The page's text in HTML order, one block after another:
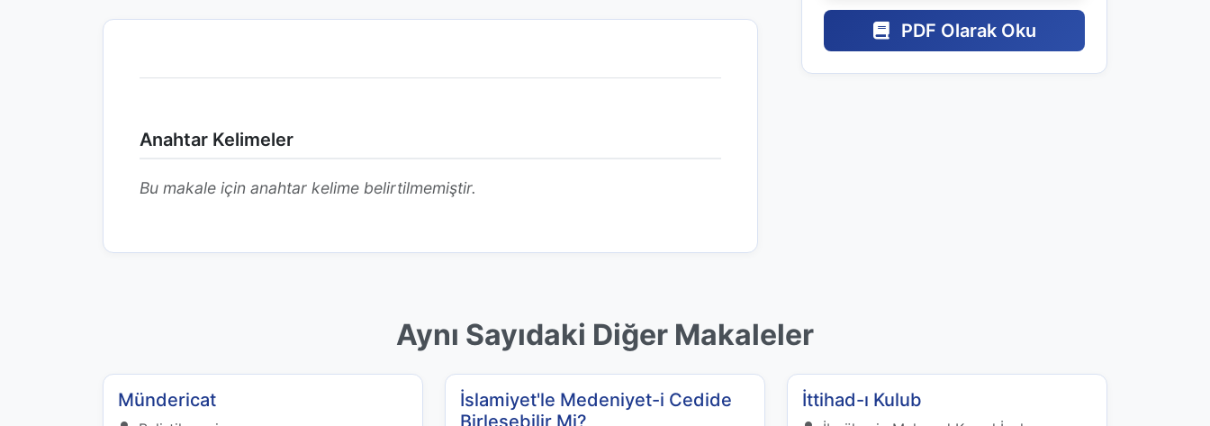
Anahtar Kelimeler
Bu makale için anahtar kelime belirtilmemiştir.
PDF Olarak Oku
Aynı Sayıdaki Diğer Makaleler
Mündericat
İslamiyet'le Medeniyet-i Cedide
Birleşebilir Mi?
İttihad-ı Kulub